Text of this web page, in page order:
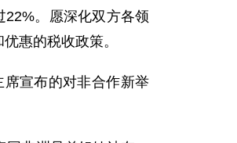
。愿深化双方各领
惠的税收政策。
宣布的对非合作新举